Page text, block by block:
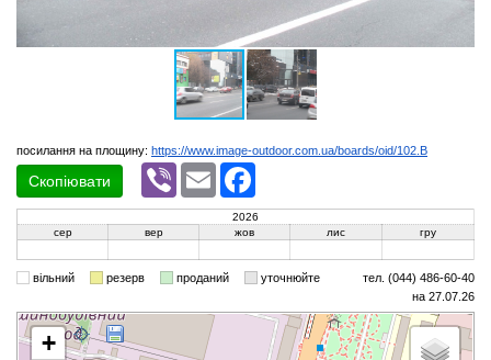
посилання на площину: https://www.image-outdoor.com.ua/boards/oid/102.B
Скопіювати
Viber Email
2026
сер
вер жов лис гру
вільний резерв проданий уточнюйте
тел. (044) 486-60-40
на 27.07.26
+